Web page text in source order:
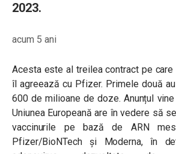
2023.
acum 5 ani
Acesta este al treilea contract pe care
îl agreează cu Pfizer. Primele două
600 de milioane de doze. Anunțul
Uniunea Europeană are în vedere să
vaccinurile pe bază de ARN
Pfizer/BioNTech și Moderna, în